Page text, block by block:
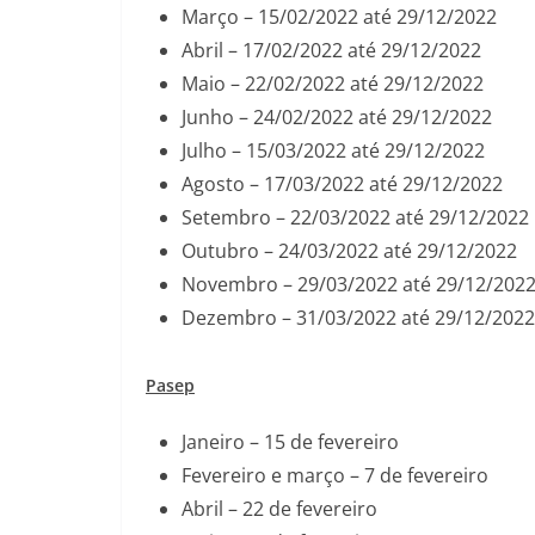
Março – 15/02/2022 até 29/12/2022
Abril – 17/02/2022 até 29/12/2022
Maio – 22/02/2022 até 29/12/2022
Junho – 24/02/2022 até 29/12/2022
Julho – 15/03/2022 até 29/12/2022
Agosto – 17/03/2022 até 29/12/2022
Setembro – 22/03/2022 até 29/12/2022
Outubro – 24/03/2022 até 29/12/2022
Novembro – 29/03/2022 até 29/12/2022
Dezembro – 31/03/2022 até 29/12/2022
Pasep
Janeiro – 15 de fevereiro
Fevereiro e março – 7 de fevereiro
Abril – 22 de fevereiro